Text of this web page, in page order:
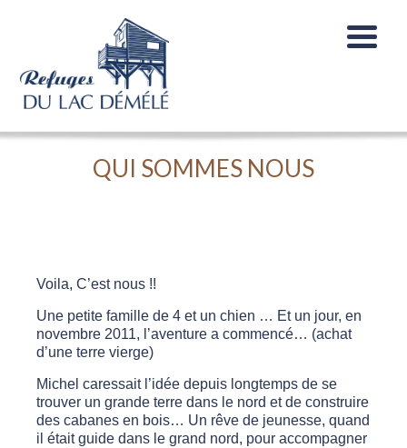
QUI SOMMES NOUS
Voila, C’est nous !!
Une petite famille de 4 et un chien … Et un jour, en
novembre 2011, l’aventure a commencé… (achat
d’une terre vierge)
Michel caressait l’idée depuis longtemps de se
trouver un grande terre dans le nord et de construire
des cabanes en bois… Un rêve de jeunesse, quand
il était guide dans le grand nord, pour accompagner